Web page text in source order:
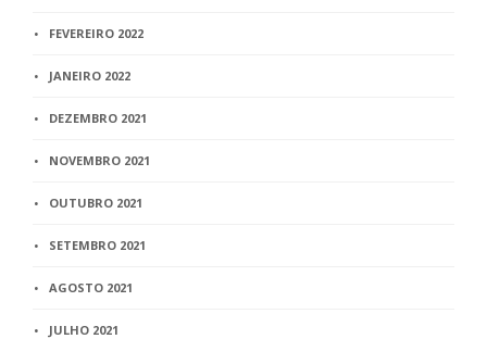
FEVEREIRO 2022
JANEIRO 2022
DEZEMBRO 2021
NOVEMBRO 2021
OUTUBRO 2021
SETEMBRO 2021
AGOSTO 2021
JULHO 2021